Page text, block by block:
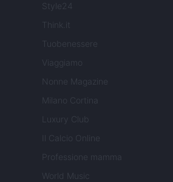
Style24
Think.it
Tuobenessere
Viaggiamo
Nonne Magazine
Milano Cortina
Luxury Club
Il Calcio Online
Professione mamma
World Music